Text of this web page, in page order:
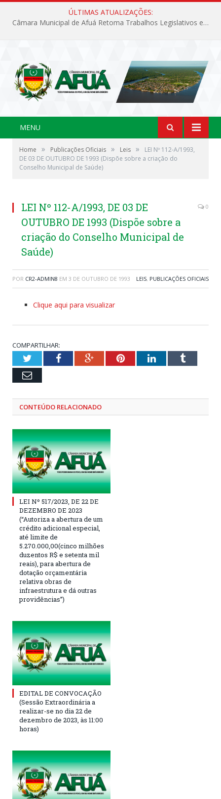
ÚLTIMAS ATUALIZAÇÕES:
Câmara Municipal de Afuá Retoma Trabalhos Legislativos em Sessão Ordinária
MENU
Home » Publicações Oficiais » Leis »
LEI Nº 112-A/1993,
DE 03 DE OUTUBRO DE 1993 (Dispõe sobre a criação do
Conselho Municipal de Saúde)
LEI Nº 112-A/1993, DE 03 DE
OUTUBRO DE 1993 (Dispõe sobre a
criação do Conselho Municipal de
Saúde)
0
POR CR2-ADMIN8 EM 3 DE OUTUBRO DE 1993 LEIS, PUBLICAÇÕES OFICIAIS
Clique aqui para visualizar
COMPARTILHAR:
TwitterFacebookGoogle+PinterestLinkedInTumblr
Email
CONTEÚDO RELACIONADO
LEI Nº 517/2023, DE 22 DE
DEZEMBRO DE 2023
(“Autoriza a abertura de um
crédito adicional especial,
até limite de
5.270.000,00(cinco milhões
duzentos R$ e setenta mil
reais), para abertura de
dotação orçamentária
relativa obras de
infraestrutura e dá outras
providências”)
EDITAL DE CONVOCAÇÃO
(Sessão Extraordinária a
realizar-se no dia 22 de
dezembro de 2023, às 11:00
horas)